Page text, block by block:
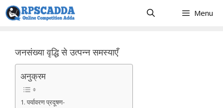
Skip
to
Menu
जनसंख्या वृद्धि से उत्पन्न समस्याएँ
अनुक्रम
1. पर्यावरण प्रदूषण-